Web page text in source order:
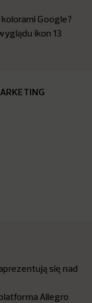
Google?
ikon 13
się nad
Allegro